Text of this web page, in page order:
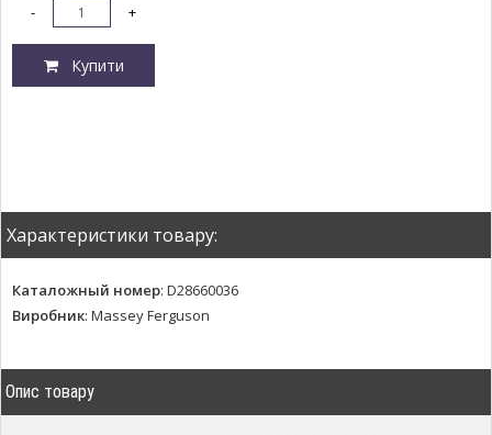
- +
Купити
Характеристики товару:
Каталожный номер: D28660036
Виробник: Massey Ferguson
Опис товару